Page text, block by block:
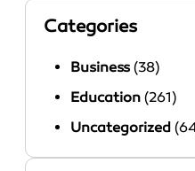
Categories
Business (38)
Education (261)
Uncategorized